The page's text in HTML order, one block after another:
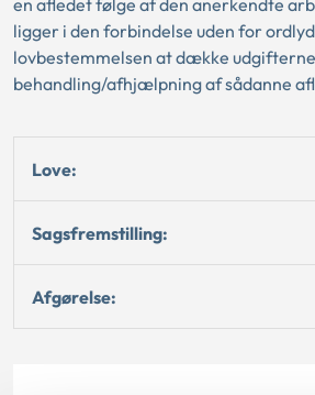
en afledet følge af den anerkendte
ligger i den forbindelse uden for
lovbestemmelsen at dække
behandling/afhjælpning af sådanne
Love:
Sagsfremstilling:
Afgørelse: